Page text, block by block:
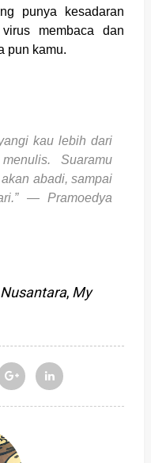
punya kesadaran
membaca dan
pun kamu.
kau lebih dari
Suaramu
abadi, sampai
― Pramoedya
, My